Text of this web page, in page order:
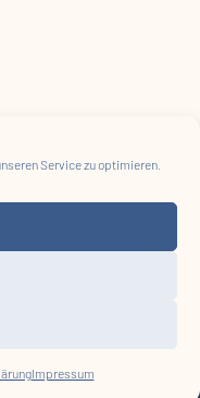
Service zu optimieren.
Impressum
Datenschutz